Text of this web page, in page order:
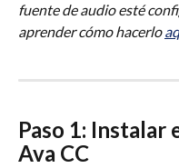
fuente de audio esté
aprender cómo hacerlo
Paso 1: Instalar
Ava CC